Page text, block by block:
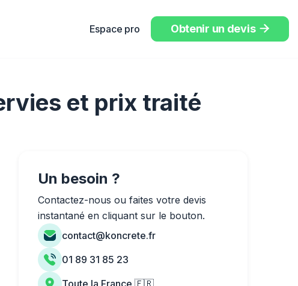
Espace pro Obtenir un devis 
et prix traité
Un besoin ?
Contactez-nous ou faites votre devis
instantané en cliquant sur le bouton.
contact@koncrete.fr
01 89 31 85 23
Toute la France 🇫🇷